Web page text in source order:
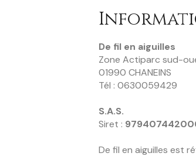
De fil en aiguilles
Zone Actiparc sud-
01990 CHANEINS
Tél : 0630059429
S.A.S.
Siret :
De fil en aiguilles est